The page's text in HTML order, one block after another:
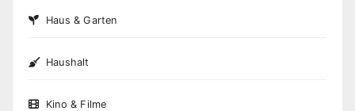
Haus & Garten
Haushalt
Kino & Filme